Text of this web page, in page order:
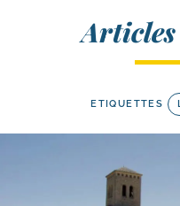
ETIQUETTES